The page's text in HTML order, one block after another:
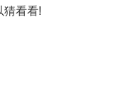
猜看看!